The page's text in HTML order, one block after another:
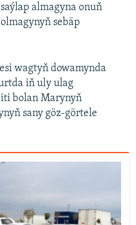
almagyna onuň
sebäp
wagtyň dowamynda
iň uly ulag
bolan Marynyň
sany göz-görtele